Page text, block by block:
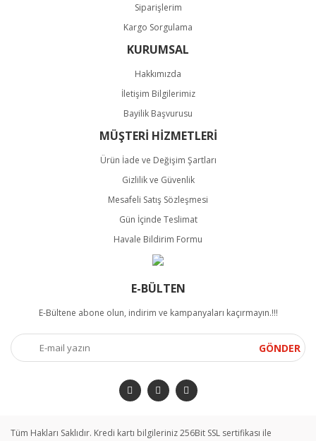
Siparişlerim
Kargo Sorgulama
KURUMSAL
Hakkımızda
İletişim Bilgilerimiz
Bayilik Başvurusu
MÜŞTERİ HİZMETLERİ
Ürün İade ve Değişim Şartları
Gizlilik ve Güvenlik
Mesafeli Satış Sözleşmesi
Gün İçinde Teslimat
Havale Bildirim Formu
E-BÜLTEN
E-Bültene abone olun, indirim ve kampanyaları kaçırmayın.!!!
GÖNDER
Tüm Hakları Saklıdır. Kredi kartı bilgileriniz 256Bit SSL sertifikası ile